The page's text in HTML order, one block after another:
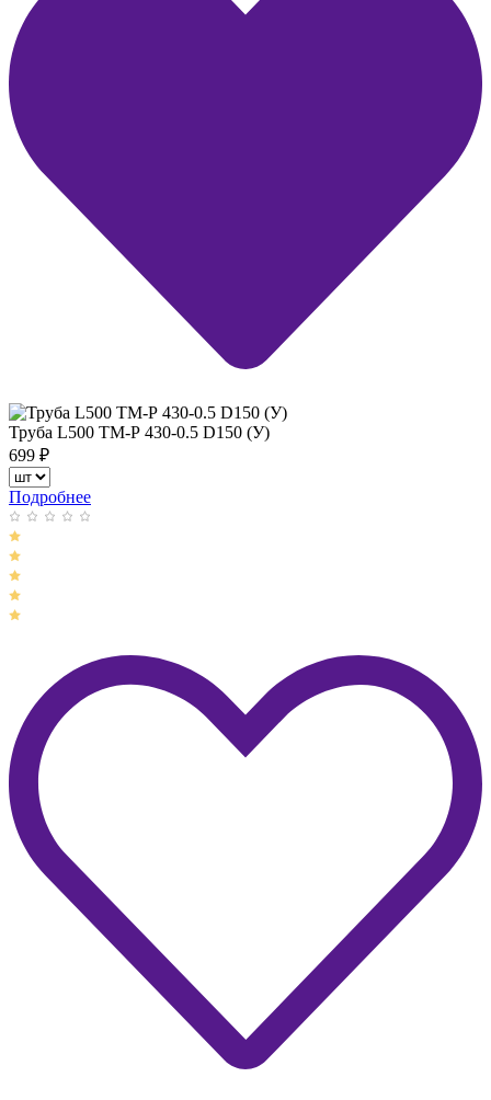
Труба L500 ТМ-Р 430-0.5 D150 (У)
699 ₽
Подробнее